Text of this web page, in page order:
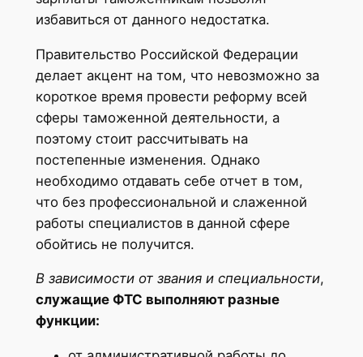
избавиться от данного недостатка.
Правительство Российской Федерации
делает акцент на том, что невозможно за
короткое время провести реформу всей
сферы таможенной деятельности, а
поэтому стоит рассчитывать на
постепенные изменения. Однако
необходимо отдавать себе отчет в том,
что без профессиональной и слаженной
работы специалистов в данной сфере
обойтись не получится.
В зависимости от звания и специальности,
служащие ФТС выполняют разные
функции: